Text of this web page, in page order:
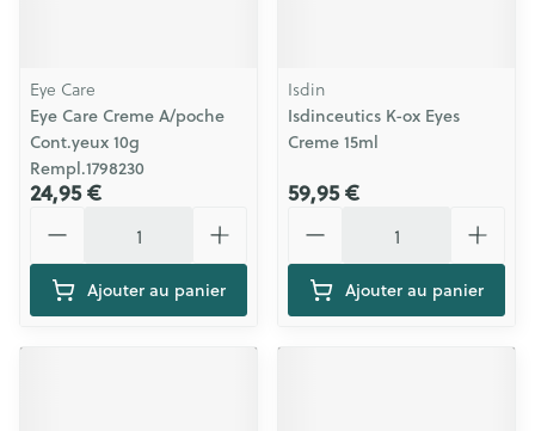
Eye Care
Eye Care Creme A/poche
Cont.yeux 10g
Rempl.1798230
24,95 €
Ajouter au panier
Isdin
Isdinceutics K-ox Eyes
Creme 15ml
59,95 €
Ajouter au panier